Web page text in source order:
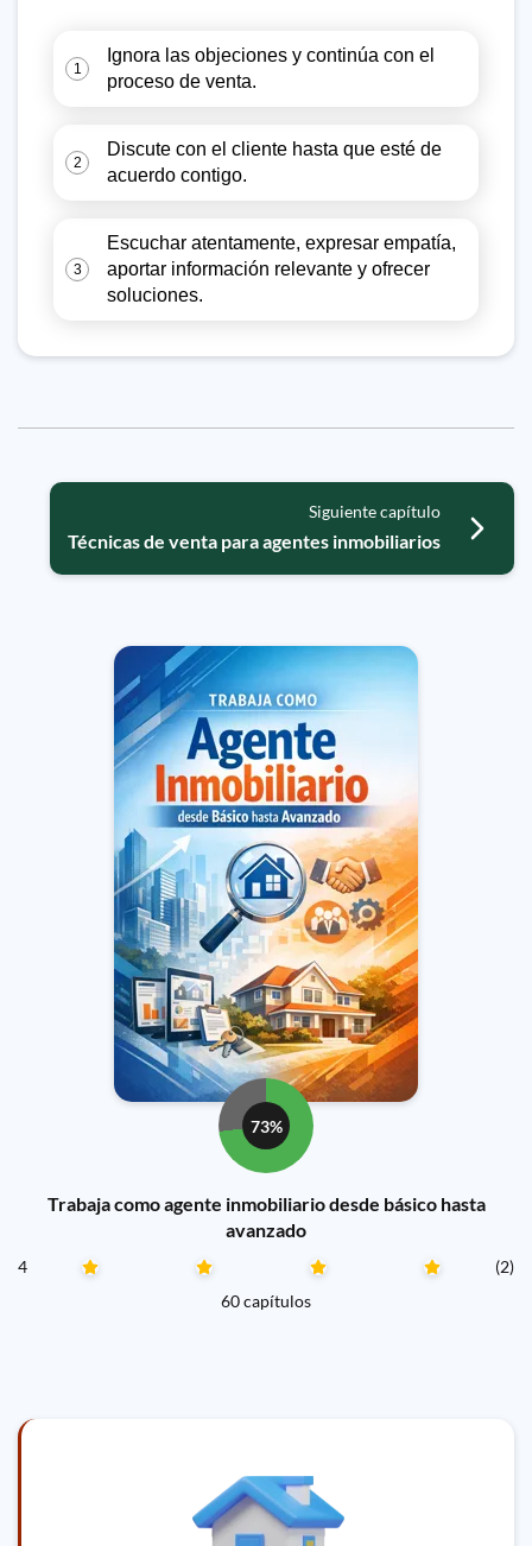
1
Ignora las objeciones y continúa con el
proceso de venta.
2
Discute con el cliente hasta que esté de
acuerdo contigo.
3
Escuchar atentamente, expresar empatía,
aportar información relevante y ofrecer
soluciones.
Siguiente capítulo
Técnicas de venta para agentes inmobiliarios
73%
Trabaja como agente inmobiliario desde básico hasta
avanzado
4
(2)
60 capítulos